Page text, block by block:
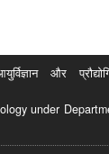
और
under